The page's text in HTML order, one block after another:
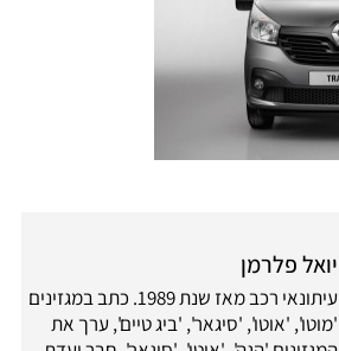
יואל פלרמן
עיתונאי רכב מאז שנת 1989. כתב במגזינים
'מוטו', 'אוטו', 'סיגאר', 'ביג טיים', ערך את